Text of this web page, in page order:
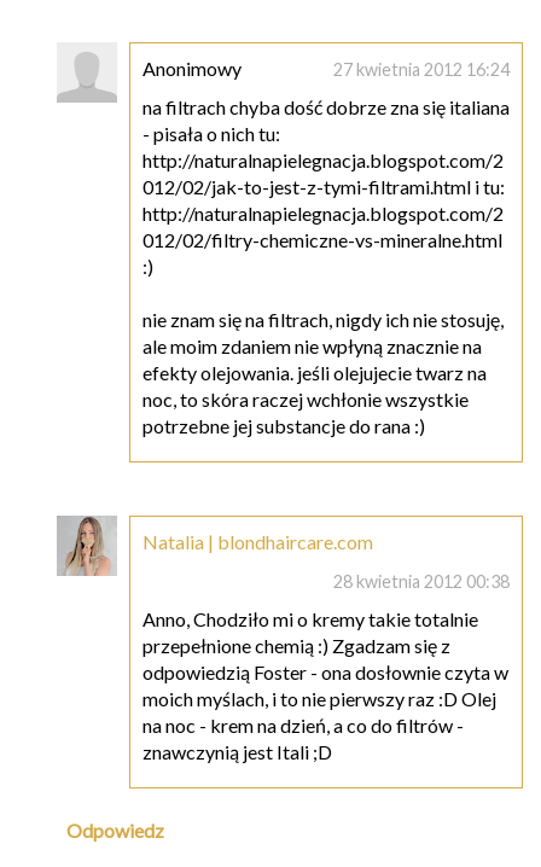
Anonimowy 27 kwietnia 2012 16:24
na filtrach chyba dość dobrze zna się italiana
- pisała o nich tu:
http://naturalnapielegnacja.blogspot.com/2
012/02/jak-to-jest-z-tymi-filtrami.html i tu:
http://naturalnapielegnacja.blogspot.com/2
012/02/filtry-chemiczne-vs-mineralne.html
:)
nie znam się na filtrach, nigdy ich nie stosuję,
ale moim zdaniem nie wpłyną znacznie na
efekty olejowania. jeśli olejujecie twarz na
noc, to skóra raczej wchłonie wszystkie
potrzebne jej substancje do rana :)
Natalia | blondhaircare.com
28 kwietnia 2012 00:38
Anno, Chodziło mi o kremy takie totalnie
przepełnione chemią :) Zgadzam się z
odpowiedzią Foster - ona dosłownie czyta w
moich myślach, i to nie pierwszy raz :D Olej
na noc - krem na dzień, a co do filtrów -
znawczynią jest Itali ;D
Odpowiedz